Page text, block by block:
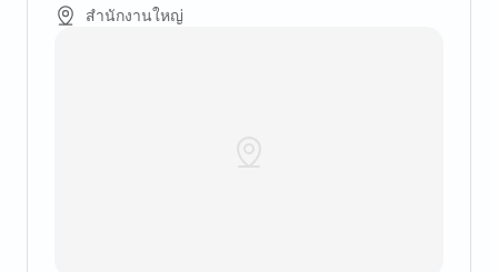
สำนักงานใหญ่